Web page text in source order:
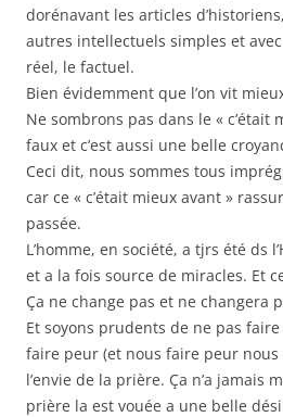
dorénavant les articles
autres intellectuels simples et
réel, le factuel.
Bien évidemment que l’on vit
Ne sombrons pas dans le « c’était
faux et c’est aussi une belle
Ceci dit, nous sommes tous
car ce « c’était mieux avant »
passée.
L’homme, en société, a tjrs été ds
et a la fois source de miracles. Et
Ça ne change pas et ne changera
Et soyons prudents de ne pas
faire peur (et nous faire peur
l’envie de la prière. Ça n’a jamais
prière la est vouée a une belle